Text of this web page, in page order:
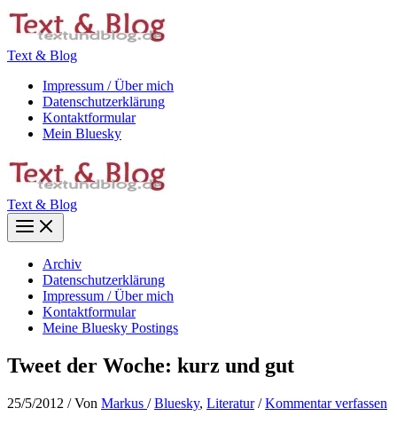
Zum
Inhalt
Text & Blog
Impressum / Über mich
Datenschutzerklärung
Kontaktformular
Mein Bluesky
Text & Blog
Main
Menu
Archiv
Datenschutzerklärung
Impressum / Über mich
Kontaktformular
Meine Bluesky Postings
Tweet der Woche: kurz und gut
25/5/2012 / Von Markus /Bluesky, Literatur/Kommentar verfassen